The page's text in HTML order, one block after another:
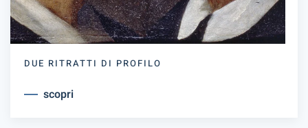
DUE RITRATTI DI PROFILO
scopri